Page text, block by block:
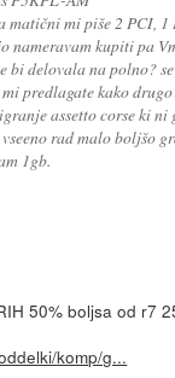
matični mi piše 2 PCI,
nameravam kupiti pa
bi delovala na polno?
predlagate kako
assetto corse ki ni
rad malo boljšo
1gb.
50% boljsa od r7
komp/g...